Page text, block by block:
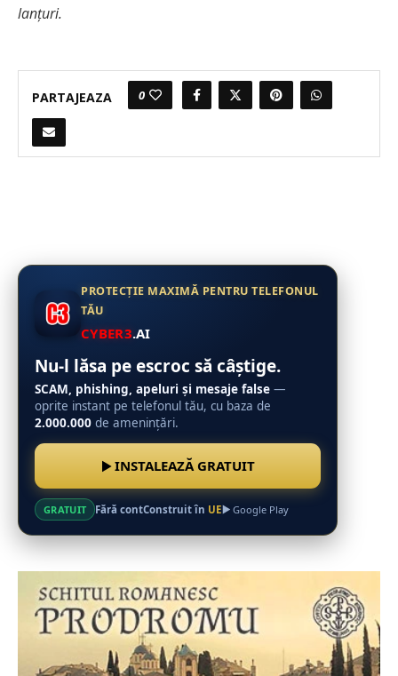
lanțuri.
PARTAJEAZA 0
PROTECȚIE MAXIMĂ PENTRU TELEFONUL
TĂU
CYBER3.AI
Nu-l lăsa pe escroc să câștige.
SCAM, phishing, apeluri și mesaje false —
oprite instant pe telefonul tău, cu baza de
2.000.000 de amenințări.
INSTALEAZĂ GRATUIT
GRATUIT Fără contConstruit în UE Google Play